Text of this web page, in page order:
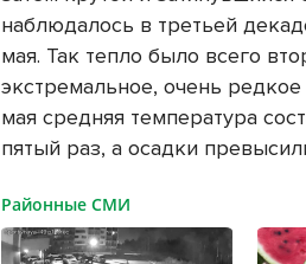
наблюдалось в третьей
мая. Так тепло было всего
экстремальное, очень
мая средняя температура
пятый раз, а осадки
Районные СМИ